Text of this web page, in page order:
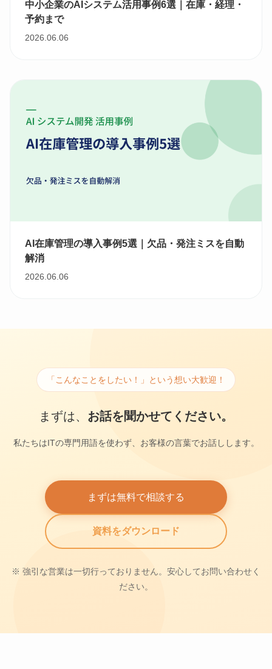
中小企業のAIシステム活用事例6選｜在庫・経理・
予約まで
2026.06.06
AI在庫管理の導入事例5選｜欠品・発注ミスを自動
解消
2026.06.06
「こんなことをしたい！」という想い大歓迎！
まずは、 お話を聞かせてください。
私たちはITの専門用語を使わず、お客様の言葉でお話しします。
まずは無料で相談する
資料をダウンロード
※ 強引な営業は一切行っておりません。安心してお問い合わせく
ださい。